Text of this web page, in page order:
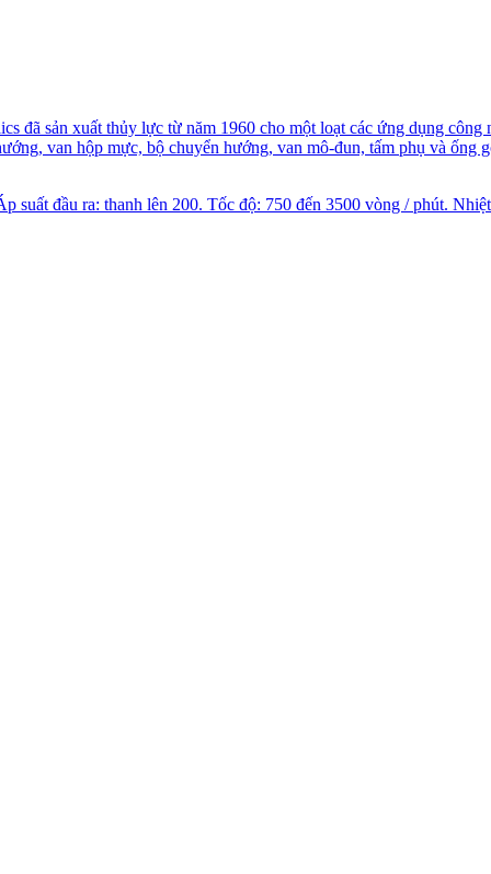
sản xuất thủy lực từ năm 1960 cho một loạt các ứng dụng công
van hộp mực, bộ chuyển hướng, van mô-đun, tấm phụ và
suất đầu ra: thanh lên 200. Tốc độ: 750 đến 3500 vòng / phút.